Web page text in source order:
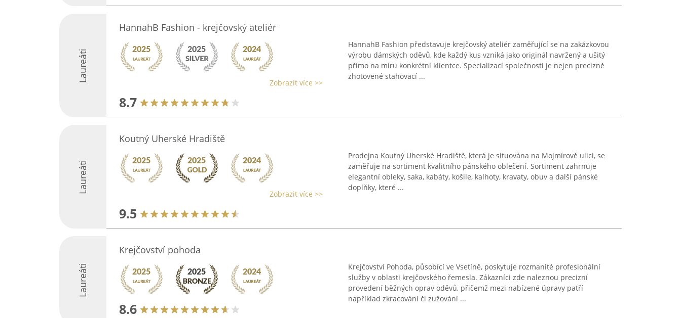
Laureáti
HannahB Fashion - krejčovský ateliér
Zobrazit více >>
8.7
HannahB Fashion představuje krejčovský ateliér zaměřující se na zakázkovou
výrobu dámských oděvů, kde každý kus vzniká jako originál navržený a ušitý
přímo na míru konkrétní klientce. Specializací společnosti je nejen precizně
zhotovené stahovací ...
Laureáti
Koutný Uherské Hradiště
Zobrazit více >>
9.5
Prodejna Koutný Uherské Hradiště, která je situována na Mojmírově ulici, se
zaměřuje na sortiment kvalitního pánského oblečení. Sortiment zahrnuje
elegantní obleky, saka, kabáty, košile, kalhoty, kravaty, obuv a další pánské
doplňky, které ...
Laureáti
Krejčovství pohoda
8.6
Krejčovství Pohoda, působící ve Vsetíně, poskytuje rozmanité profesionální
služby v oblasti krejčovského řemesla. Zákazníci zde naleznou precizní
provedení běžných oprav oděvů, přičemž mezi nabízené úpravy patří
například zkracování či zužování ...